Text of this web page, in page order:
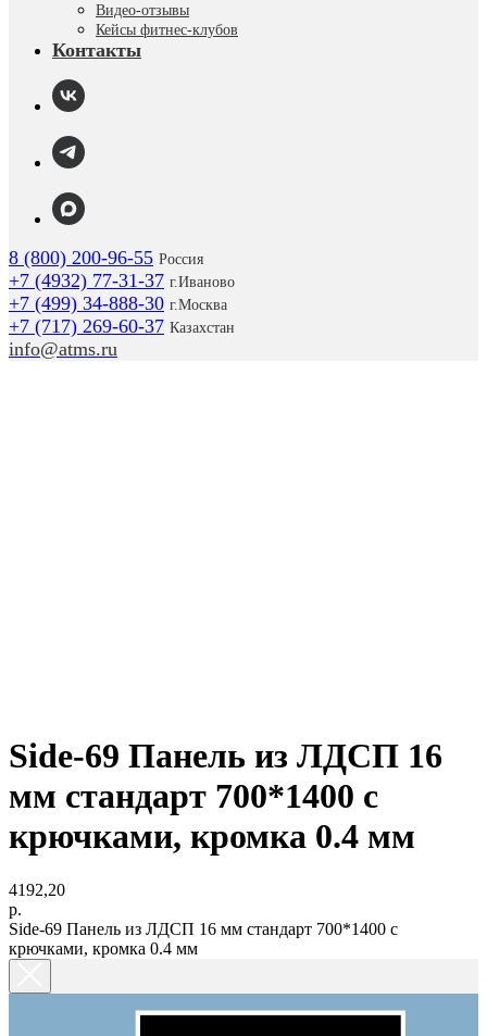
Видео-отзывы
Кейсы фитнес-клубов
Контакты
8 (800) 200-96-55 Россия
+7 (4932) 77-31-37 г.Иваново
+7 (499) 34-888-30 г.Москва
+7 (717) 269-60-37 Казахстан
info@atms.ru
Side-69 Панель из ЛДСП 16
мм стандарт 700*1400 с
крючками, кромка 0.4 мм
4192,20
р.
Side-69 Панель из ЛДСП 16 мм стандарт 700*1400 с
крючками, кромка 0.4 мм